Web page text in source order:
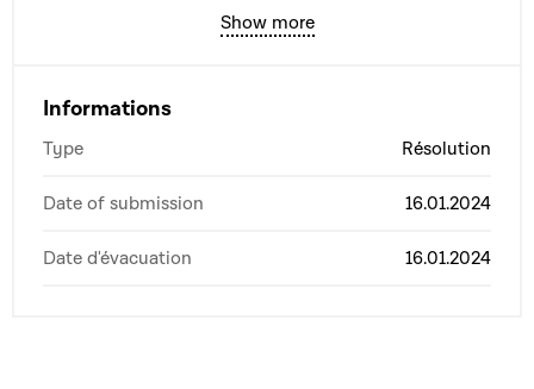
Show more
Informations
Type Résolution
Date of submission 16.01.2024
Date d'évacuation 16.01.2024